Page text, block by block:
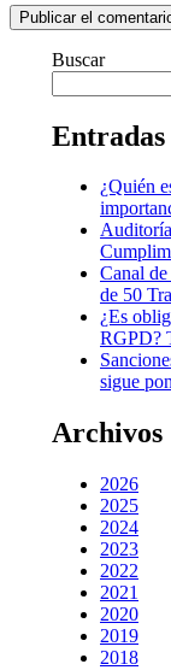
Buscar
Entradas
¿Quién
Canal
de 50
¿Es
RGPD?
sigue
Archivos
2026
2025
2024
2023
2022
2021
2020
2019
2018